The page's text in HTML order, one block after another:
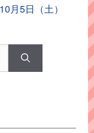
月5日（土）